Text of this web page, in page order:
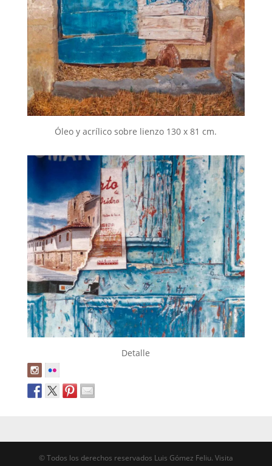
Óleo y acrílico sobre lienzo 130 x 81 cm.
Detalle
© Todos los derechos reservados Luis Gómez Feliu. Visita